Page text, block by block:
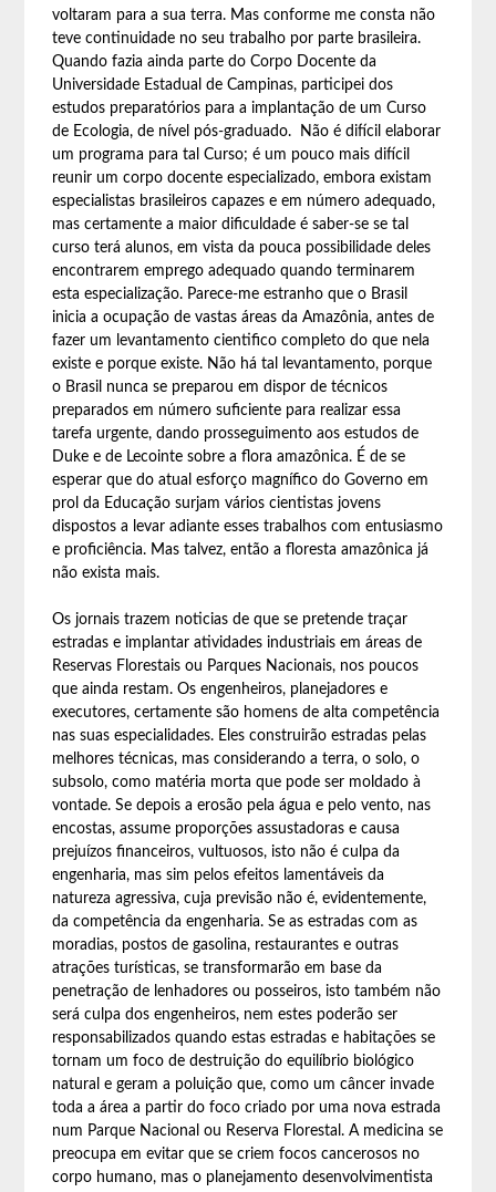
voltaram para a sua terra. Mas conforme me consta não
teve continuidade no seu trabalho por parte brasileira.
Quando fazia ainda parte do Corpo Docente da
Universidade Estadual de Campinas, participei dos
estudos preparatórios para a implantação de um Curso
de Ecologia, de nível pós-graduado. Não é difícil elaborar
um programa para tal Curso; é um pouco mais difícil
reunir um corpo docente especializado, embora existam
especialistas brasileiros capazes e em número adequado,
mas certamente a maior dificuldade é saber-se se tal
curso terá alunos, em vista da pouca possibilidade deles
encontrarem emprego adequado quando terminarem
esta especialização. Parece-me estranho que o Brasil
inicia a ocupação de vastas áreas da Amazônia, antes de
fazer um levantamento cientifico completo do que nela
existe e porque existe. Não há tal levantamento, porque
o Brasil nunca se preparou em dispor de técnicos
preparados em número suficiente para realizar essa
tarefa urgente, dando prosseguimento aos estudos de
Duke e de Lecointe sobre a flora amazônica. É de se
esperar que do atual esforço magnífico do Governo em
prol da Educação surjam vários cientistas jovens
dispostos a levar adiante esses trabalhos com entusiasmo
e proficiência. Mas talvez, então a floresta amazônica já
não exista mais.
Os jornais trazem noticias de que se pretende traçar
estradas e implantar atividades industriais em áreas de
Reservas Florestais ou Parques Nacionais, nos poucos
que ainda restam. Os engenheiros, planejadores e
executores, certamente são homens de alta competência
nas suas especialidades. Eles construirão estradas pelas
melhores técnicas, mas considerando a terra, o solo, o
subsolo, como matéria morta que pode ser moldado à
vontade. Se depois a erosão pela água e pelo vento, nas
encostas, assume proporções assustadoras e causa
prejuízos financeiros, vultuosos, isto não é culpa da
engenharia, mas sim pelos efeitos lamentáveis da
natureza agressiva, cuja previsão não é, evidentemente,
da competência da engenharia. Se as estradas com as
moradias, postos de gasolina, restaurantes e outras
atrações turísticas, se transformarão em base da
penetração de lenhadores ou posseiros, isto também não
será culpa dos engenheiros, nem estes poderão ser
responsabilizados quando estas estradas e habitações se
tornam um foco de destruição do equilíbrio biológico
natural e geram a poluição que, como um câncer invade
toda a área a partir do foco criado por uma nova estrada
num Parque Nacional ou Reserva Florestal. A medicina se
preocupa em evitar que se criem focos cancerosos no
corpo humano, mas o planejamento desenvolvimentista